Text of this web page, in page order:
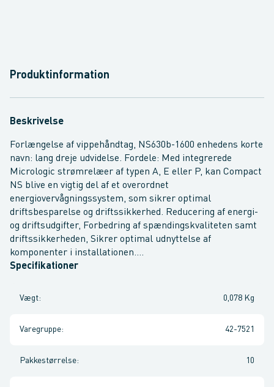
Produktinformation
Beskrivelse
Forlængelse af vippehåndtag, NS630b-1600 enhedens korte
navn: lang dreje udvidelse. Fordele: Med integrerede
Micrologic strømrelæer af typen A, E eller P, kan Compact
NS blive en vigtig del af et overordnet
energiovervågningssystem, som sikrer optimal
driftsbesparelse og driftssikkerhed. Reducering af energi-
og driftsudgifter, Forbedring af spændingskvaliteten samt
driftssikkerheden, Sikrer optimal udnyttelse af
komponenter i installationen....
Specifikationer
Vægt: 0,078 Kg
Varegruppe: 42-7521
Pakkestørrelse: 10